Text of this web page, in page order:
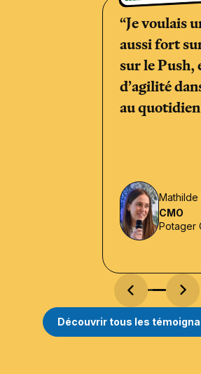
“Je voulais
aussi fort
sur le Push,
d’agilité
au
Mathilde
CMO
Potager
Découvrir tous les